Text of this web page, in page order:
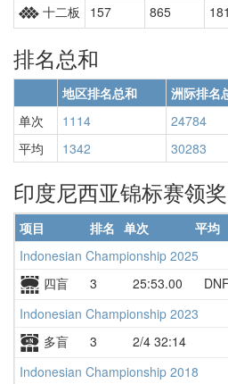
十二板
157 865
排名总和
地区排名总和 洲际排名
单次
1114 24784
平均
1342 30283
印度尼西亚锦标赛领
项目 排名 单次 平均
Indonesian Championship 2025
四盲
3 25:53.00 DNF
Indonesian Championship 2023
多盲
3 2/4 32:14
Indonesian Championship 2018